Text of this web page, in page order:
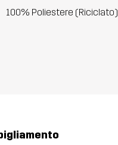
100% Poliestere (Riciclato)